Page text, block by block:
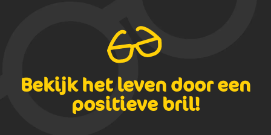
Bekijk het leven door een
positieve bril!